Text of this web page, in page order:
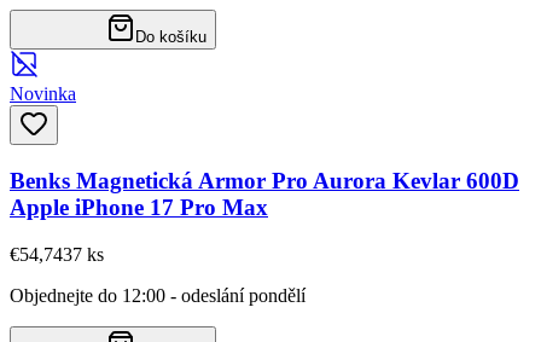
Do košíku
Novinka
Benks Magnetická Armor Pro Aurora Kevlar 600D
Apple iPhone 17 Pro Max
€54,7437 ks
Objednejte do 12:00 - odeslání pondělí